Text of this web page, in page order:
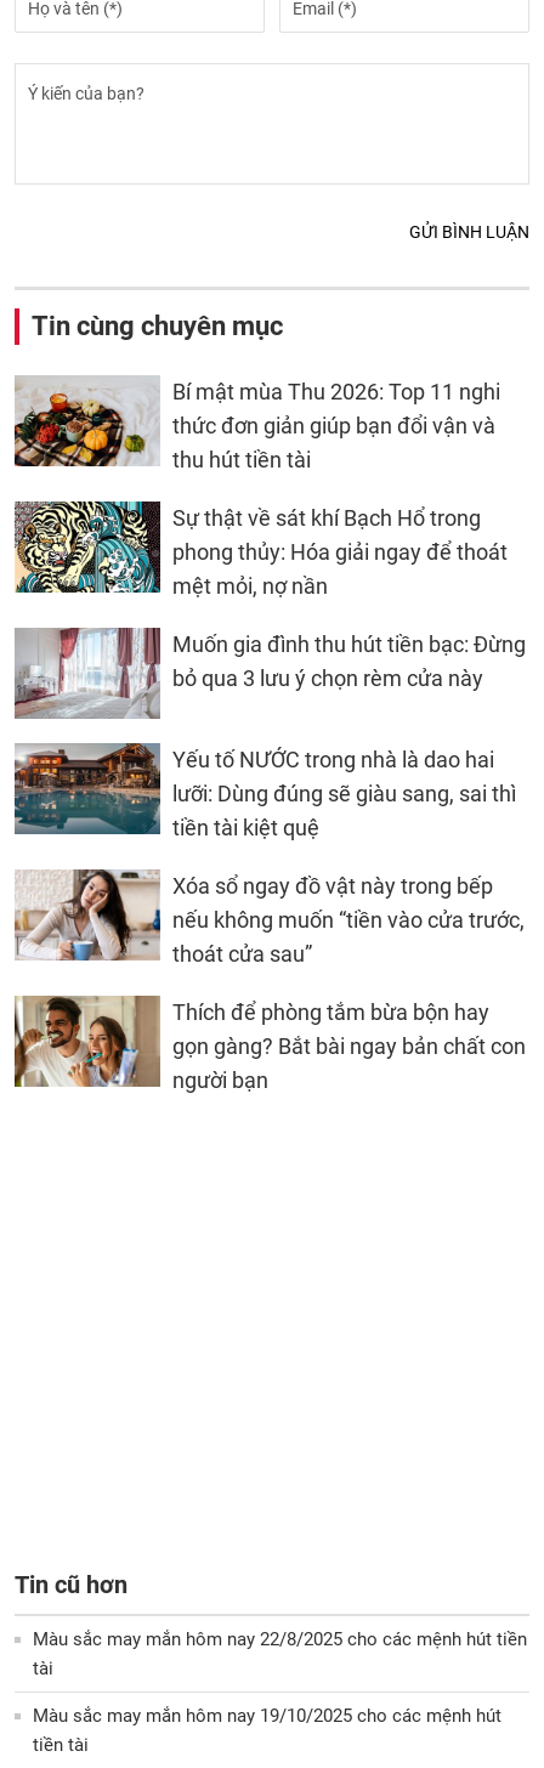
GỬI BÌNH LUẬN
Tin cùng chuyên mục
Bí mật mùa Thu 2026: Top 11 nghi
thức đơn giản giúp bạn đổi vận và
thu hút tiền tài
Sự thật về sát khí Bạch Hổ trong
phong thủy: Hóa giải ngay để thoát
mệt mỏi, nợ nần
Muốn gia đình thu hút tiền bạc: Đừng
bỏ qua 3 lưu ý chọn rèm cửa này
Yếu tố NƯỚC trong nhà là dao hai
lưỡi: Dùng đúng sẽ giàu sang, sai thì
tiền tài kiệt quệ
Xóa sổ ngay đồ vật này trong bếp
nếu không muốn “tiền vào cửa trước,
thoát cửa sau”
Thích để phòng tắm bừa bộn hay
gọn gàng? Bắt bài ngay bản chất con
người bạn
Tin cũ hơn
Màu sắc may mắn hôm nay 22/8/2025 cho các mệnh hút tiền
tài
Màu sắc may mắn hôm nay 19/10/2025 cho các mệnh hút
tiền tài